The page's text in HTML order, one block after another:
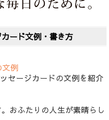
ード文例・書き方
例
セージカードの文例を紹介
おふたりの人生が素晴らし